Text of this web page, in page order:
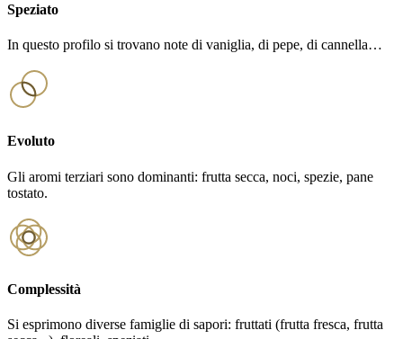
Speziato
In questo profilo si trovano note di vaniglia, di pepe, di cannella…
Evoluto
Gli aromi terziari sono dominanti: frutta secca, noci, spezie, pane
tostato.
Complessità
Si esprimono diverse famiglie di sapori: fruttati (frutta fresca, frutta